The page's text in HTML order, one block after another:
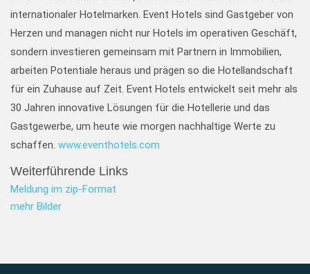
internationaler Hotelmarken. Event Hotels sind Gastgeber von
Herzen und managen nicht nur Hotels im operativen Geschäft,
sondern investieren gemeinsam mit Partnern in Immobilien,
arbeiten Potentiale heraus und prägen so die Hotellandschaft
für ein Zuhause auf Zeit. Event Hotels entwickelt seit mehr als
30 Jahren innovative Lösungen für die Hotellerie und das
Gastgewerbe, um heute wie morgen nachhaltige Werte zu
schaffen. www.eventhotels.com
Weiterführende Links
Meldung im zip-Format
mehr Bilder